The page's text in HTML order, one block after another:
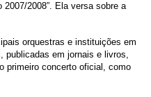
2008”. Ela versa sobre a
orquestras e instituições em
publicadas em jornais e livros,
primeiro concerto oficial, como